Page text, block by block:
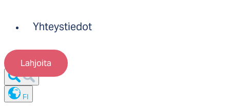
Yhteystiedot
Lahjoita
FI